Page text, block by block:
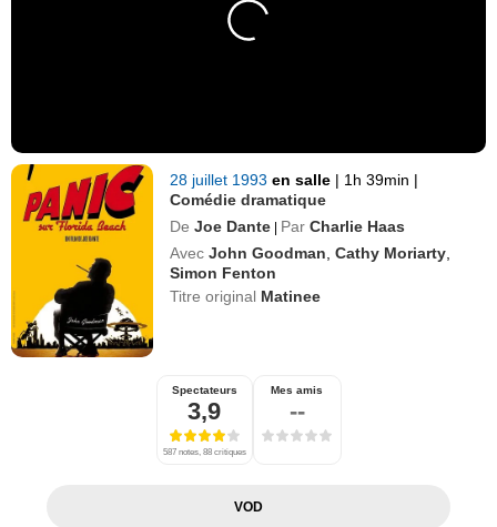
28 juillet 1993en salle | 1h 39min |
Comédie dramatique
De Joe Dante | Par Charlie Haas
Avec John Goodman ,Cathy Moriarty
Simon Fenton
Titre original Matinee
Spectateurs
3,9
587 notes, 88 critiques
Mes amis
--
VOD